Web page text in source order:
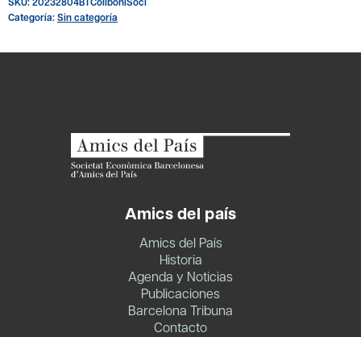
Jaume
Entrada
Categoría:Sin categoría
Amics del país
Amics del País
Historia
Agenda y Noticias
Publicaciones
Barcelona Tribuna
Contacto